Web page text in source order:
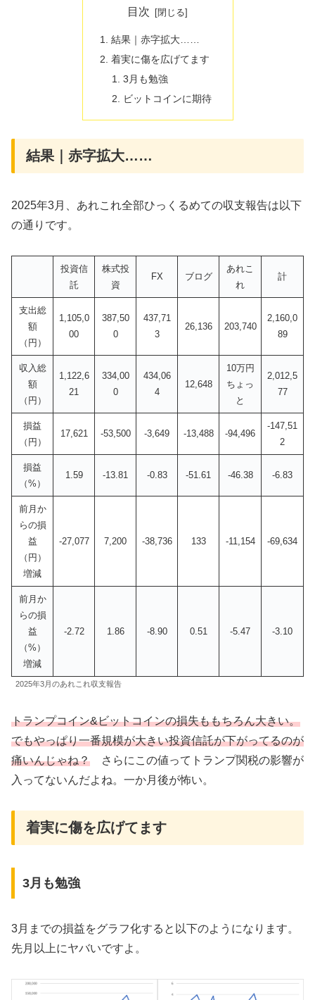
目次
結果｜赤字拡大……
着実に傷を広げてます
3月も勉強
ビットコインに期待
結果｜赤字拡大……
2025年3月、あれこれ全部ひっくるめての収支報告は以下
の通りです。
投資信
託
株式投
資
FX ブログ
あれこ
れ
計
支出総
額
（円）
1,105,0
00
387,50
0
437,71
3
26,136 203,740
2,160,0
89
収入総
額
（円）
1,122,6
21
334,00
0
434,06
4
12,648
10万円
ちょっ
と
2,012,5
77
損益
（円）
17,621 -53,500 -3,649 -13,488 -94,496
-147,51
2
損益
（%）
1.59 -13.81 -0.83 -51.61 -46.38 -6.83
前月か
らの損
益
（円）
増減
-27,077 7,200 -38,736 133 -11,154 -69,634
前月か
らの損
益
（%）
増減
-2.72 1.86 -8.90 0.51 -5.47 -3.10
2025年3月のあれこれ収支報告
トランプコイン&ビットコインの損失ももちろん大きい。
でもやっぱり一番規模が大きい投資信託が下がってるのが
痛いんじゃね？ さらにこの値ってトランプ関税の影響が
入ってないんだよね。一か月後が怖い。
着実に傷を広げてます
3月も勉強
3月までの損益をグラフ化すると以下のようになります。
先月以上にヤバいですよ。